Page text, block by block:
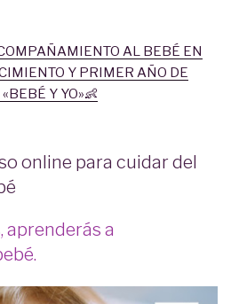
AL BEBÉ EN
Y PRIMER AÑO DE
Y YO»👶
online para cuidar del
aprenderás a